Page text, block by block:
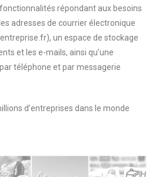
répondant aux besoins
adresses de courrier électronique
un espace de stockage
et les e-mails, ainsi qu’une
téléphone et par messagerie
d’entreprises dans le monde